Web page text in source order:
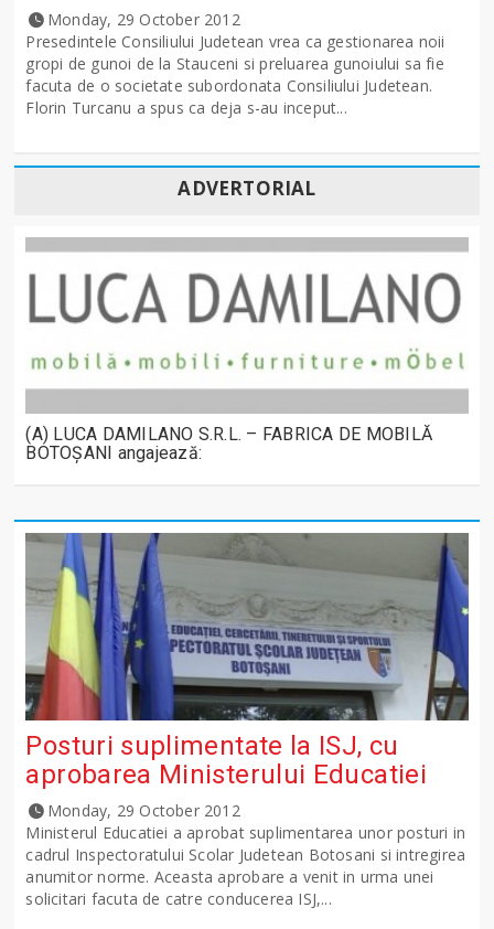
Monday, 29 October 2012
Presedintele Consiliului Judetean vrea ca gestionarea noii
gropi de gunoi de la Stauceni si preluarea gunoiului sa fie
facuta de o societate subordonata Consiliului Judetean.
Florin Turcanu a spus ca deja s-au inceput...
ADVERTORIAL
(A) LUCA DAMILANO S.R.L. – FABRICA DE MOBILĂ
BOTOȘANI angajează:
Posturi suplimentate la ISJ, cu
aprobarea Ministerului Educatiei
Monday, 29 October 2012
Ministerul Educatiei a aprobat suplimentarea unor posturi in
cadrul Inspectoratului Scolar Judetean Botosani si intregirea
anumitor norme. Aceasta aprobare a venit in urma unei
solicitari facuta de catre conducerea ISJ,...